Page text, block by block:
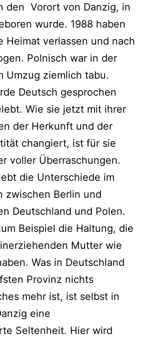
den Vorort von Danzig, in
wurde. 1988 haben
Heimat verlassen und nach
Polnisch war in der
Umzug ziemlich tabu.
Deutsch gesprochen
Wie sie jetzt mit ihrer
der Herkunft und der
changiert, ist für sie
voller Überraschungen.
die Unterschiede im
zwischen Berlin und
Deutschland und Polen.
Beispiel die Haltung, die
Mutter wie
Was in Deutschland
Provinz nichts
mehr ist, ist selbst in
eine
Seltenheit. Hier wird